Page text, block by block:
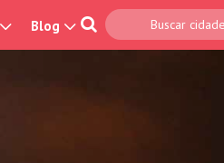
Blog